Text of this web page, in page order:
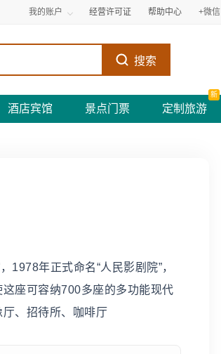
我的账户 经营许可证 帮助中心 +微信
搜索
酒店宾馆 景点门票 定制旅游
新
1978年正式命名“人民影剧院”，
座可容纳700多座的多功能现代
、招待所、咖啡厅